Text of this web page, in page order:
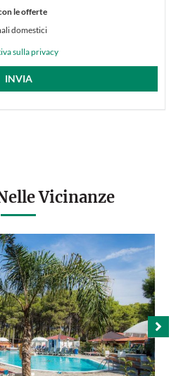
le offerte
domestici
sulla privacy
Vicinanze